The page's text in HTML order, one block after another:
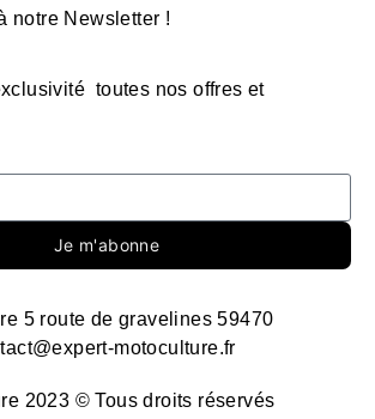
notre Newsletter !
toutes nos offres et
Je m'abonne
2023 © Tous droits réservés
5 route de gravelines 59470
motoculture.fr